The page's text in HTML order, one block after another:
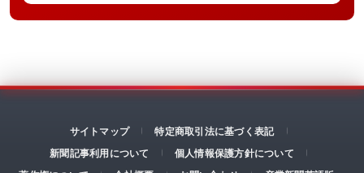
サイトマップ
特定商取引法に基づく表記
新聞記事利用について
個人情報保護方針について